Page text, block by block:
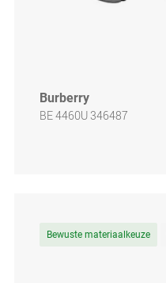
Burberry
BE 4460U 346487
Bewuste materiaalkeuze